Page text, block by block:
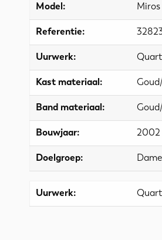
Model:
Referentie:
Uurwerk:
Kast materiaal:
Band materiaal:
Bouwjaar: 2002
Doelgroep:
Uurwerk: